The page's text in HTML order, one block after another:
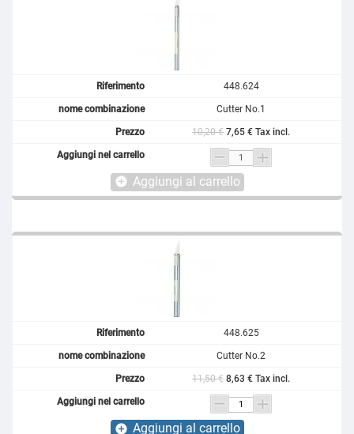
448.624
Cutter No.1
10,20 € 7,65 € Tax incl.
add_circle Aggiungi al carrello
448.625
Cutter No.2
11,50 € 8,63 € Tax incl.
add_circle Aggiungi al carrello